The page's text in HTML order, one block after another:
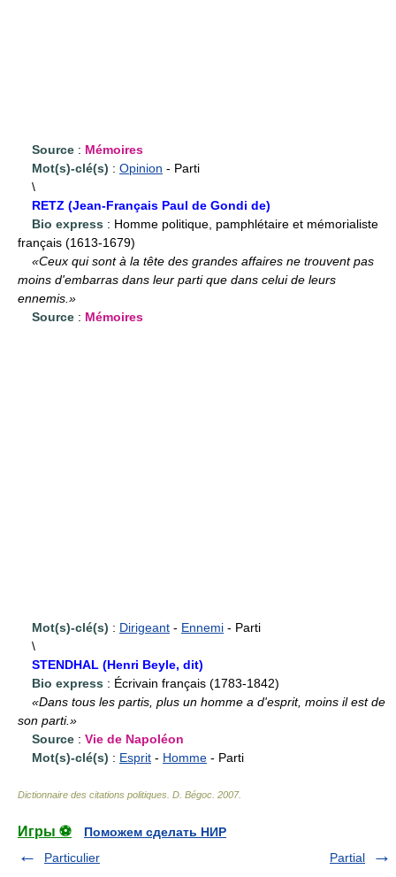
Source : Mémoires
Mot(s)-clé(s) : Opinion - Parti
\
RETZ (Jean-Français Paul de Gondi de)
Bio express : Homme politique, pamphlétaire et mémorialiste
français (1613-1679)
«Ceux qui sont à la tête des grandes affaires ne trouvent pas
moins d'embarras dans leur parti que dans celui de leurs
ennemis.»
Source : Mémoires
Mot(s)-clé(s) : Dirigeant - Ennemi - Parti
\
STENDHAL (Henri Beyle, dit)
Bio express : Écrivain français (1783-1842)
«Dans tous les partis, plus un homme a d'esprit, moins il est de
son parti.»
Source : Vie de Napoléon
Mot(s)-clé(s) : Esprit - Homme - Parti
Dictionnaire des citations politiques D. Bégoc 2007.
Игры ⚽
Поможем сделать НИР
Particulier
Partial